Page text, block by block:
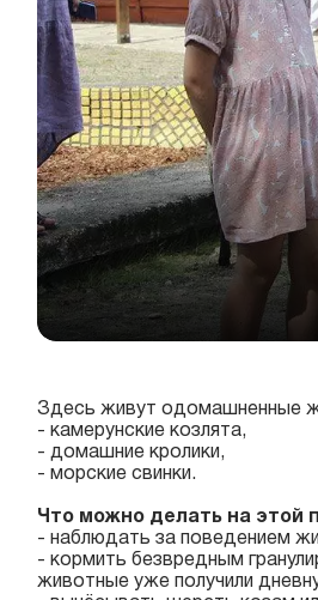
Здесь живут одомашненные
- камерунские козлята,
- домашние кролики,
- морские свинки.
Что можно делать на этой
- наблюдать за поведением
- кормить безвредным
животные уже получили